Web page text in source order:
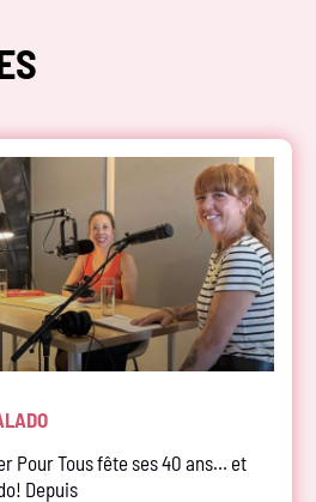
Pour Tous fête ses 40 ans… et
Depuis